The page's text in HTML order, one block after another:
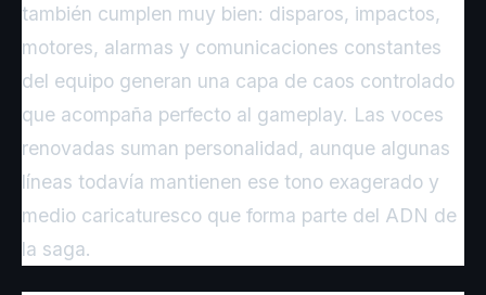
también cumplen muy bien: disparos, impactos,
motores, alarmas y comunicaciones constantes
del equipo generan una capa de caos controlado
que acompaña perfecto al gameplay. Las voces
renovadas suman personalidad, aunque algunas
líneas todavía mantienen ese tono exagerado y
medio caricaturesco que forma parte del ADN de
la saga.